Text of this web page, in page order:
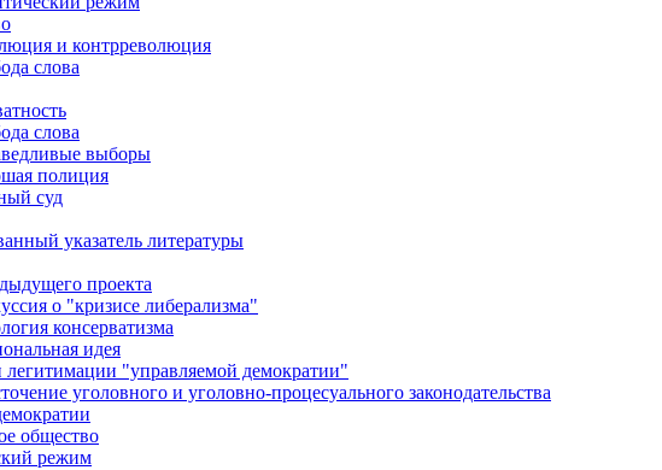
и контрреволюция
слова
слова
выборы
полиция
суд
указатель литературы
проекта
о "кризисе либерализма"
консерватизма
идея
легитимации "управляемой демократии"
уголовного и уголовно-процесуального законодательства
общество
режим